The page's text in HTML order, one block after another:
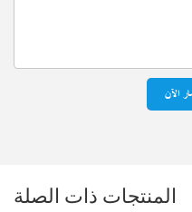
الآن
المنتجات ذات الصلة